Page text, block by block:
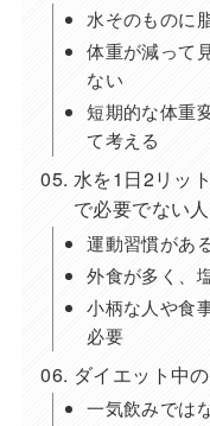
水そのものに
体重が減って
ない
短期的な体重
て考える
水を1日2リッ
で必要でない人
運動習慣があ
外食が多く、
小柄な人や食
必要
ダイエット中
一気飲みでは